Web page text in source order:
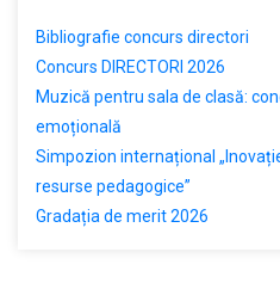
Bibliografie concurs directori
Concurs DIRECTORI 2026
Muzică pentru sala de clasă:
emoțională
Simpozion internațional
resurse pedagogice”
Gradația de merit 2026